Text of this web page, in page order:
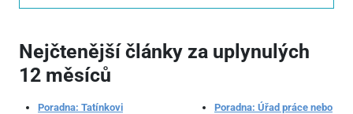
Nejčtenější články za uplynulých
12 měsíců
Poradna: Tatínkovi
Poradna: Úřad práce nebo